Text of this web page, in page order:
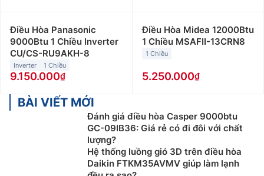
Điều Hòa Panasonic
9000Btu 1 Chiều Inverter
CU/CS-RU9AKH-8
Inverter 1 Chiều
9.150.000
Điều Hòa Midea 12000Btu
1 Chiều MSAFII-13CRN8
1 Chiều
5.250.000
BÀI VIẾT MỚI
Đánh giá điều hòa Casper 9000btu
GC-09IB36: Giá rẻ có đi đôi với chất
lượng?
Hệ thống luồng gió 3D trên điều hòa
Daikin FTKM35AVMV giúp làm lạnh